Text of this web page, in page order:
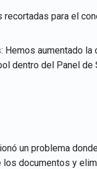
recortadas para el
: Hemos aumentado
dentro del Panel de
un problema
documentos y